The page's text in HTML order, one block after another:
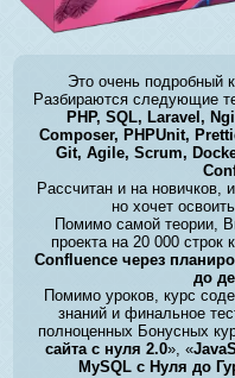
Это очень подробный
Разбираются следующие
PHP, SQL, Laravel,
Composer, PHPUnit,
Git, Agile, Scrum,
Рассчитан и на новичков,
но хочет
Помимо самой теории,
проекта на 20 000 строк
Confluence через
до
Помимо уроков, курс
знаний и финальное
полноценных Бонусных
сайта с нуля 2.0», «
MySQL с Нуля до